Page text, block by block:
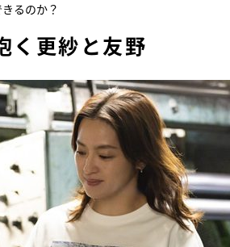
るのか？
く更紗と友野